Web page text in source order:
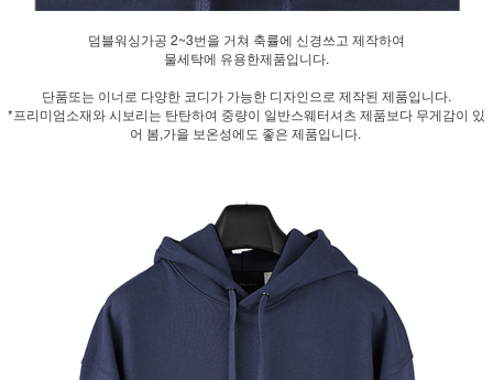
덤블워싱가공 2~3번을 거쳐 축률에 신경쓰고 제작하여
물세탁에 유용한제품입니다.
단품또는 이너로 다양한 코디가 가능한 디자인으로 제작된 제품입니다.
*프리미엄소재와 시보리는 탄탄하여 중량이 일반스웨터셔츠 제품보다 무게감이 있
어 봄,가을 보온성에도 좋은 제품입니다.